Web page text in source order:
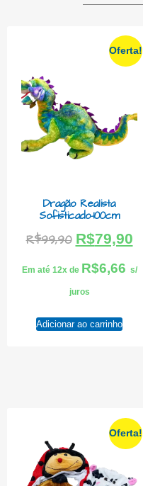
Oferta!
Dragão Realista
Sofisticado-100cm
R$99,90 R$79,90
Em até 12x de R$6,66 s/
juros
Adicionar ao carrinho
Oferta!